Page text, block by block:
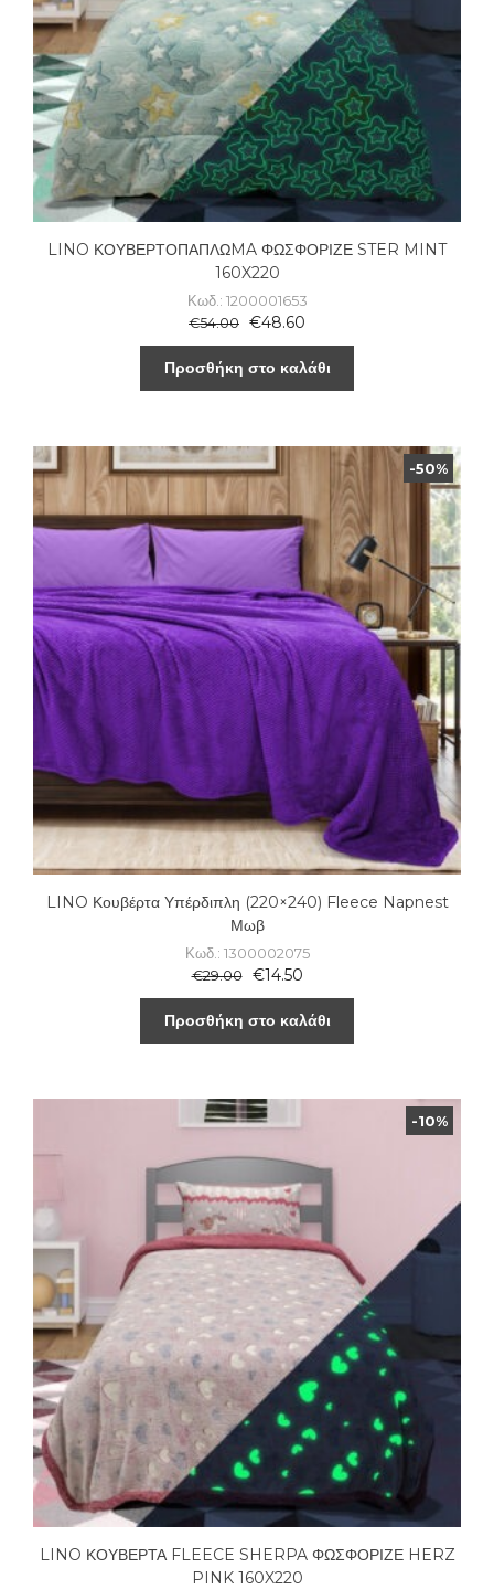
LINO ΚΟΥΒΕΡΤΟΠΑΠΛΩMA ΦΩΣΦΟΡΙΖΕ STER MINT
160X220
Κωδ.: 1200001653
€54.00 €48.60
Προσθήκη στο καλάθι
-50%
LINO Κουβέρτα Υπέρδιπλη (220×240) Fleece Napnest
Μωβ
Κωδ.: 1300002075
€29.00 €14.50
Προσθήκη στο καλάθι
-10%
LINO ΚΟΥΒΕΡΤΑ FLEECE SHERPA ΦΩΣΦΟΡΙΖΕ HERZ
PINK 160X220